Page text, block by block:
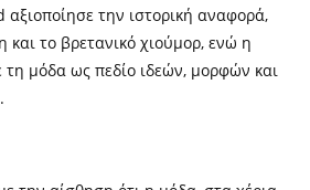
αξιοποίησε την ιστορική αναφορά,
και το βρετανικό χιούμορ, ενώ η
τη μόδα ως πεδίο ιδεών, μορφών και